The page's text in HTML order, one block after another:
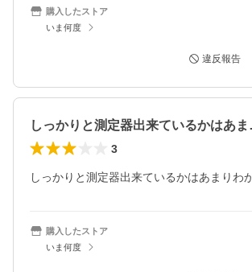
購入したストア
いま何度
違反報告
しっ
3
しっかりと測定器出来ているかはあまりわ
購入したストア
いま何度